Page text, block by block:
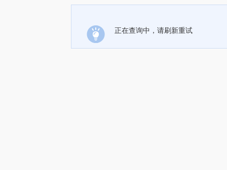
正在查询中，请刷新重试